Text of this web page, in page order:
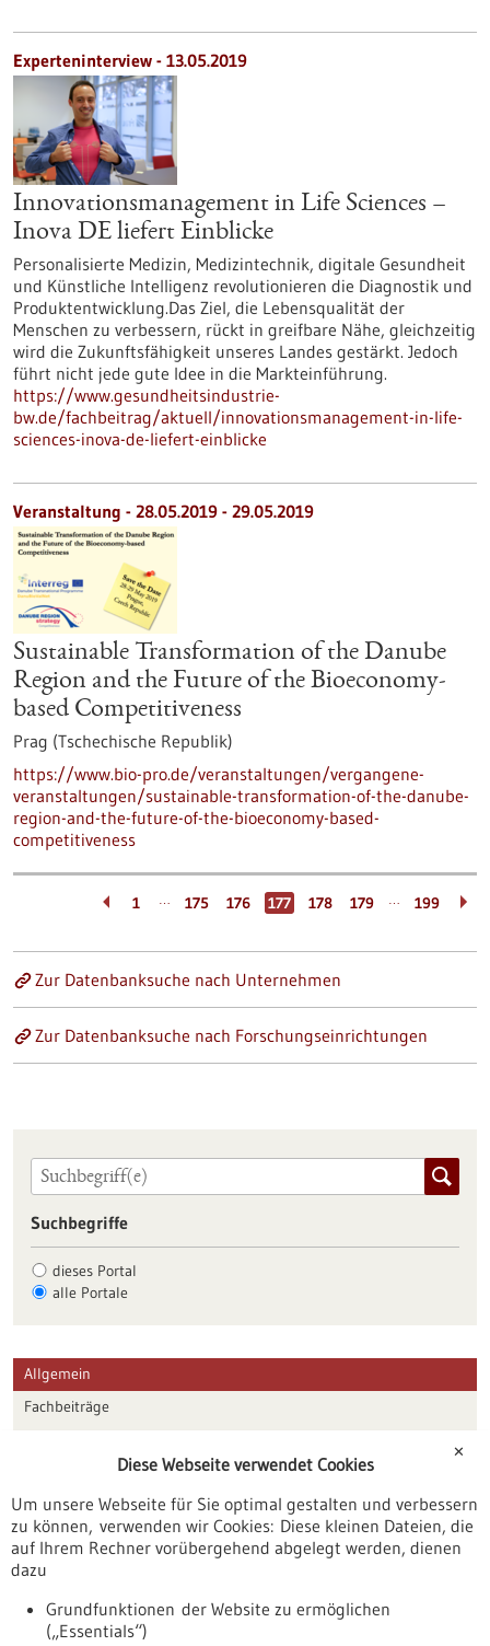
Experteninterview - 13.05.2019
Innovationsmanagement in Life Sciences –
Inova DE liefert Einblicke
Personalisierte Medizin, Medizintechnik, digitale Gesundheit
und Künstliche Intelligenz revolutionieren die Diagnostik und
Produktentwicklung.Das Ziel, die Lebensqualität der
Menschen zu verbessern, rückt in greifbare Nähe, gleichzeitig
wird die Zukunftsfähigkeit unseres Landes gestärkt. Jedoch
führt nicht jede gute Idee in die Markteinführung.
https://www.gesundheitsindustrie-
bw.de/fachbeitrag/aktuell/innovationsmanagement-in-life-
sciences-inova-de-liefert-einblicke
Veranstaltung - 28.05.2019 - 29.05.2019
Sustainable Transformation of the Danube
Region and the Future of the Bioeconomy-
based Competitiveness
Prag (Tschechische Republik)
https://www.bio-pro.de/veranstaltungen/vergangene-
veranstaltungen/sustainable-transformation-of-the-danube-
region-and-the-future-of-the-bioeconomy-based-
competitiveness
1 … 175 176 177 178 179 … 199
Zur Datenbanksuche nach Unternehmen
Zur Datenbanksuche nach Forschungseinrichtungen
Suchbegriffe
dieses Portal
alle Portale
Allgemein
Fachbeiträge
Veranstaltungen
Erscheinungsdatum
✕
Diese Webseite verwendet Cookies
Um unsere Webseite für Sie optimal gestalten und verbessern
zu können, verwenden wir Cookies: Diese kleinen Dateien, die
auf Ihrem Rechner vorübergehend abgelegt werden, dienen
dazu
Grundfunktionen der Website zu ermöglichen
(„Essentials“)